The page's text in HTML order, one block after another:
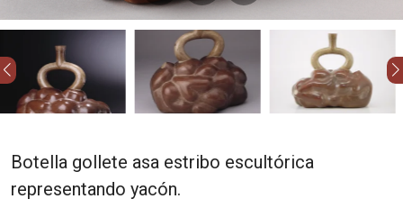
Botella gollete asa estribo escultórica
representando yacón.